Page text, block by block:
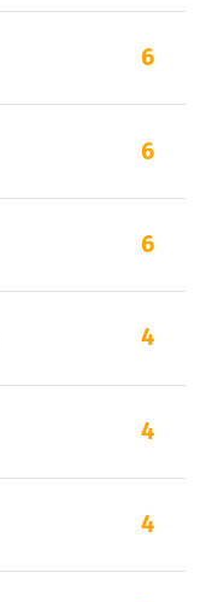
6
6
6
4
4
4